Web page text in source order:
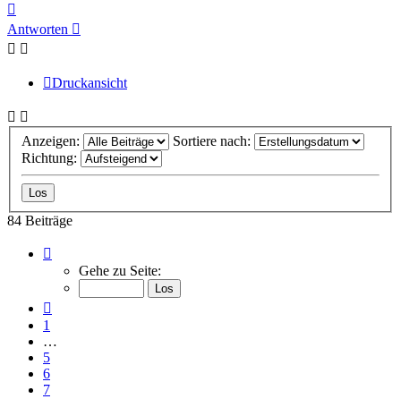
oben
Antworten
Druckansicht
Anzeigen:
Sortiere nach:
Richtung:
84 Beiträge
von
Gehe zu Seite:
1
…
5
6
7